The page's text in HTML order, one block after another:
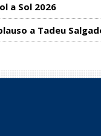
a Sol 2026
a Tadeu